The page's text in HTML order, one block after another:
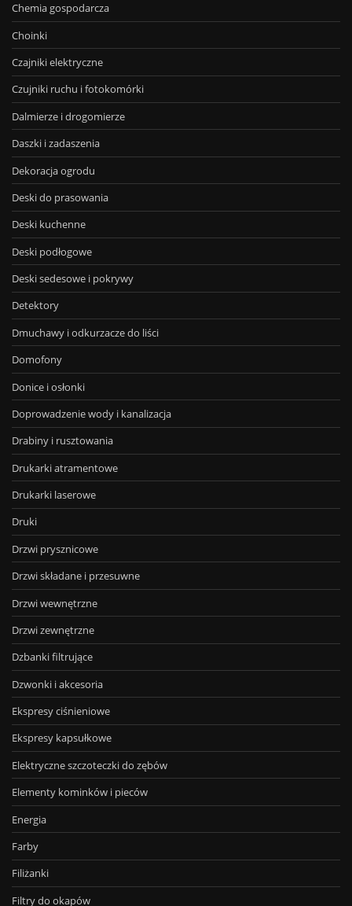
Chemia gospodarcza
Choinki
Czajniki elektryczne
Czujniki ruchu i fotokomórki
Dalmierze i drogomierze
Daszki i zadaszenia
Dekoracja ogrodu
Deski do prasowania
Deski kuchenne
Deski podłogowe
Deski sedesowe i pokrywy
Detektory
Dmuchawy i odkurzacze do liści
Domofony
Donice i osłonki
Doprowadzenie wody i kanalizacja
Drabiny i rusztowania
Drukarki atramentowe
Drukarki laserowe
Druki
Drzwi prysznicowe
Drzwi składane i przesuwne
Drzwi wewnętrzne
Drzwi zewnętrzne
Dzbanki filtrujące
Dzwonki i akcesoria
Ekspresy ciśnieniowe
Ekspresy kapsułkowe
Elektryczne szczoteczki do zębów
Elementy kominków i pieców
Energia
Farby
Filiżanki
Filtry do okapów